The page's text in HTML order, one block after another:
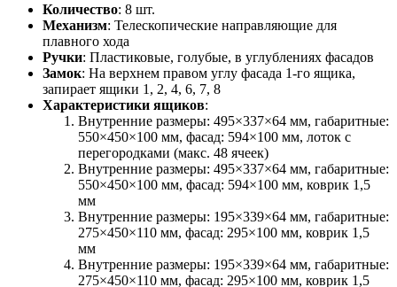
Количество: 8 шт.
Механизм: Телескопические направляющие для
плавного хода
Ручки: Пластиковые, голубые, в углублениях фасадов
Замок: На верхнем правом углу фасада 1-го ящика,
запирает ящики 1, 2, 4, 6, 7, 8
Характеристики ящиков:
Внутренние размеры: 495×337×64 мм, габаритные:
550×450×100 мм, фасад: 594×100 мм, лоток с
перегородками (макс. 48 ячеек)
Внутренние размеры: 495×337×64 мм, габаритные:
550×450×100 мм, фасад: 594×100 мм, коврик 1,5
мм
Внутренние размеры: 195×339×64 мм, габаритные:
275×450×110 мм, фасад: 295×100 мм, коврик 1,5
мм
Внутренние размеры: 195×339×64 мм, габаритные:
275×450×110 мм, фасад: 295×100 мм, коврик 1,5